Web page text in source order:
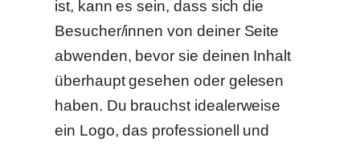
ist, kann es sein, dass sich die
Besucher/innen von deiner Seite
abwenden, bevor sie deinen Inhalt
überhaupt gesehen oder gelesen
haben. Du brauchst idealerweise
ein Logo, das professionell und